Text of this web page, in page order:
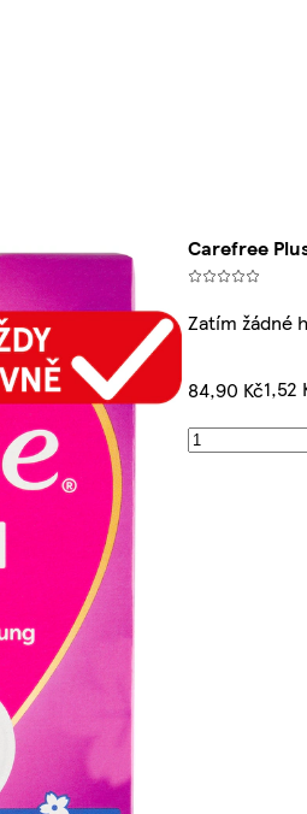
Carefree
Zatím žádné
84,90 Kč1,52